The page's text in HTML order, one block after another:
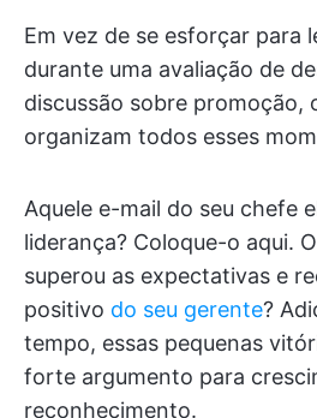
Em vez de se esforçar para
durante uma avaliação de
discussão sobre promoção,
organizam todos esses
Aquele e-mail do seu chefe
liderança? Coloque-o aqui.
superou as expectativas e
positivo do seu gerente?
tempo, essas pequenas
forte argumento para
reconhecimento.